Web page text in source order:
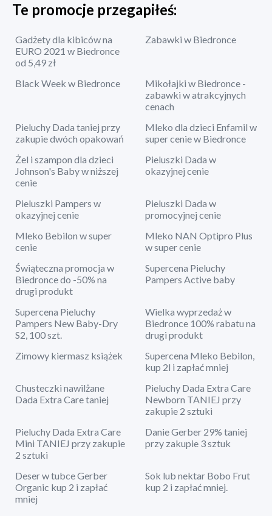
Te promocje przegapiłeś:
Gadżety dla kibiców na
EURO 2021 w Biedronce
od 5,49 zł
Zabawki w Biedronce
Black Week w Biedronce
Mikołajki w Biedronce -
zabawki w atrakcyjnych
cenach
Pieluchy Dada taniej przy
zakupie dwóch opakowań
Mleko dla dzieci Enfamil w
super cenie w Biedronce
Żel i szampon dla dzieci
Johnson's Baby w niższej
cenie
Pieluszki Dada w
okazyjnej cenie
Pieluszki Pampers w
okazyjnej cenie
Pieluszki Dada w
promocyjnej cenie
Mleko Bebilon w super
cenie
Mleko NAN Optipro Plus
w super cenie
Świąteczna promocja w
Biedronce do -50% na
drugi produkt
Supercena Pieluchy
Pampers Active baby
Supercena Pieluchy
Pampers New Baby-Dry
S2, 100 szt.
Wielka wyprzedaż w
Biedronce 100% rabatu na
drugi produkt
Zimowy kiermasz książek
Supercena Mleko Bebilon,
kup 2l i zapłać mniej
Chusteczki nawilżane
Dada Extra Care taniej
Pieluchy Dada Extra Care
Newborn TANIEJ przy
zakupie 2 sztuki
Pieluchy Dada Extra Care
Mini TANIEJ przy zakupie
2 sztuki
Danie Gerber 29% taniej
przy zakupie 3 sztuk
Deser w tubce Gerber
Organic kup 2 i zapłać
mniej
Sok lub nektar Bobo Frut
kup 2 i zapłać mniej.